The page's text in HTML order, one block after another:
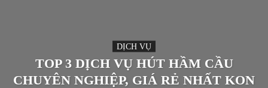
DỊCH VỤ
TOP 3 DỊCH VỤ HÚT HẦM CẦU
CHUYÊN NGHIỆP, GIÁ RẺ NHẤT KON